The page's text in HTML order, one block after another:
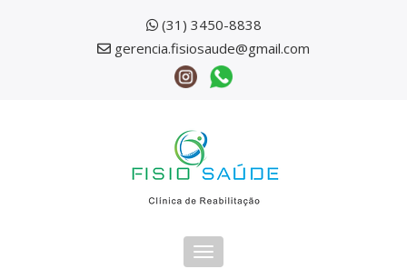
(31) 3450-8838
gerencia.fisiosaude@gmail.com
Toggle